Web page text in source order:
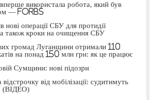
використала робота, який був
— Forbs
нові операції СБУ для протидії
а також кроки на очищення СБУ
громад Луганщини отримали 110
на понад 150 млн грн: як це працює
Сумщини: нові підозри
від мобілізації: судитимуть
(ВІДЕО)